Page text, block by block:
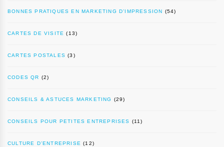
BONNES PRATIQUES EN MARKETING D’IMPRESSION (54)
CARTES DE VISITE (13)
CARTES POSTALES (3)
CODES QR (2)
CONSEILS & ASTUCES MARKETING (29)
CONSEILS POUR PETITES ENTREPRISES (11)
CULTURE D’ENTREPRISE (12)